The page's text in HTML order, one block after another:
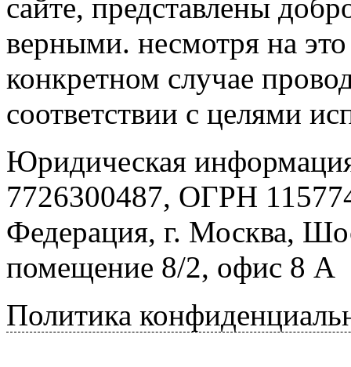
сайте, представлены
верными. несмотря на
конкретном случае
соответствии с целями
Юридическая
7726300487, ОГРН
Федерация, г. Москва,
помещение 8/2, офис 8 А
Политика